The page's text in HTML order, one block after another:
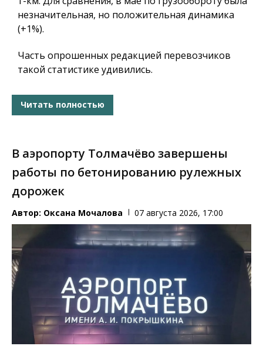
незначительная, но положительная динамика
(+1%).
Часть опрошенных редакцией перевозчиков
такой статистике удивились.
Читать полностью
В аэропорту Толмачёво завершены
работы по бетонированию рулежных
дорожек
Автор: Оксана Мочалова 07 августа 2026, 17:00